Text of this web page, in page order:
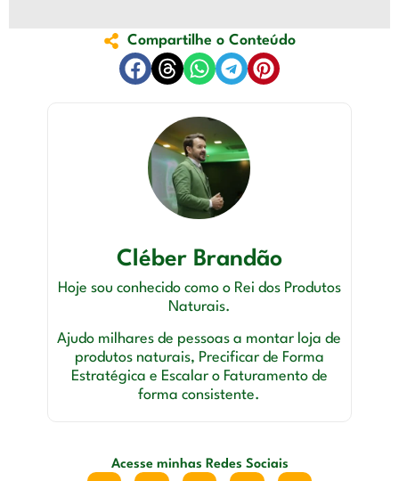
Compartilhe o Conteúdo
Cléber Brandão
Hoje sou conhecido como o Rei dos Produtos
Naturais.
Ajudo milhares de pessoas a montar loja de
produtos naturais, Precificar de Forma
Estratégica e Escalar o Faturamento de
forma consistente.
Acesse minhas Redes Sociais